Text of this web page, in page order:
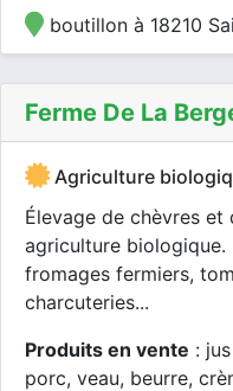
boutillon à 18210
Ferme De La
Agriculture
Élevage de chèvres et
agriculture
fromages fermiers,
charcuteries...
Produits en vente :
porc, veau, beurre,